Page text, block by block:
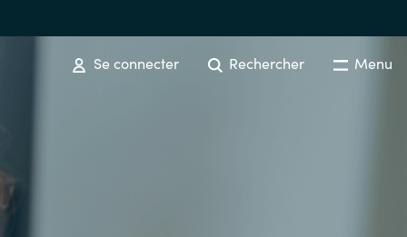
Se connecter Rechercher Menu